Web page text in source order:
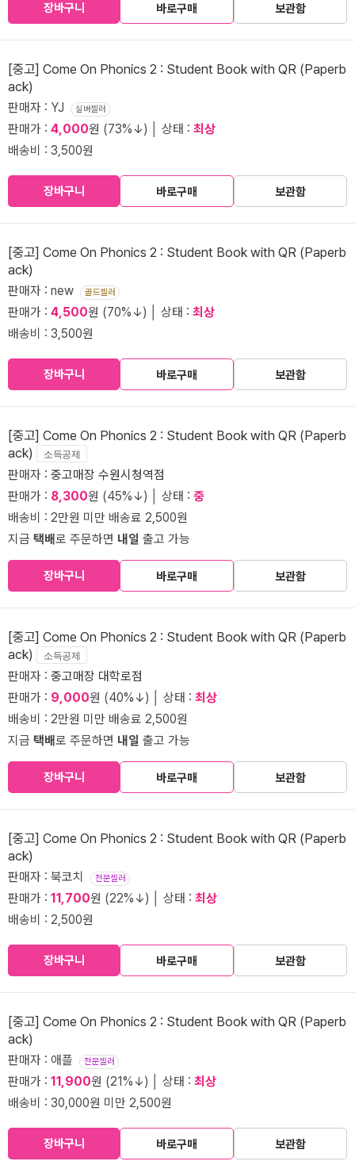
장바구니 바로구매 보관함
[중고] Come On Phonics 2 : Student Book with QR (Paperb
ack)
판매자 : YJ 실버셀러
판매가 : 4,000원 (73%↓) │ 상태 : 최상
배송비 : 3,500원
장바구니 바로구매 보관함
[중고] Come On Phonics 2 : Student Book with QR (Paperb
ack)
판매자 : new 골드셀러
판매가 : 4,500원 (70%↓) │ 상태 : 최상
배송비 : 3,500원
장바구니 바로구매 보관함
[중고] Come On Phonics 2 : Student Book with QR (Paperb
ack)
소득공제
판매자 : 중고매장 수원시청역점
판매가 : 8,300원 (45%↓) │ 상태 : 중
배송비 : 2만원 미만 배송료 2,500원
지금 택배로 주문하면 내일 출고 가능
장바구니 바로구매 보관함
[중고] Come On Phonics 2 : Student Book with QR (Paperb
ack)
소득공제
판매자 : 중고매장 대학로점
판매가 : 9,000원 (40%↓) │ 상태 : 최상
배송비 : 2만원 미만 배송료 2,500원
지금 택배로 주문하면 내일 출고 가능
장바구니 바로구매 보관함
[중고] Come On Phonics 2 : Student Book with QR (Paperb
ack)
판매자 : 북코치 전문셀러
판매가 : 11,700원 (22%↓) │ 상태 : 최상
배송비 : 2,500원
장바구니 바로구매 보관함
[중고] Come On Phonics 2 : Student Book with QR (Paperb
ack)
판매자 : 애플 전문셀러
판매가 : 11,900원 (21%↓) │ 상태 : 최상
배송비 : 30,000원 미만 2,500원
장바구니 바로구매 보관함